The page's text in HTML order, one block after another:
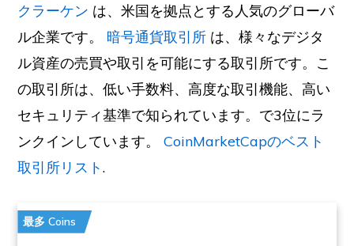
クラーケン は、米国を拠点とする人気のグローバ
ル企業です。 暗号通貨取引所 は、様々なデジタ
ル資産の売買や取引を可能にする取引所です。こ
の取引所は、低い手数料、高度な取引機能、高い
セキュリティ基準で知られています。で3位にラ
ンクインしています。CoinMarketCapのベスト
取引所リスト.
最多 Coins